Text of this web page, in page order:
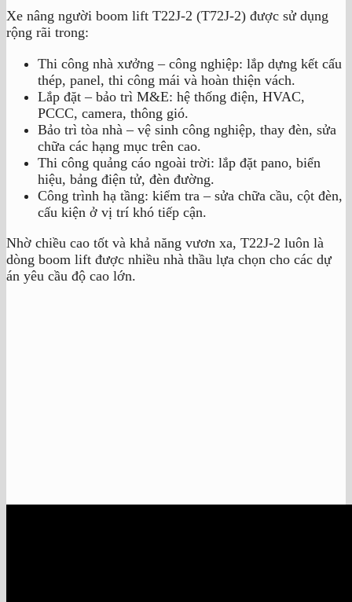
Xe nâng người boom lift T22J-2 (T72J-2) được sử dụng
rộng rãi trong:
Thi công nhà xưởng – công nghiệp: lắp dựng kết cấu
thép, panel, thi công mái và hoàn thiện vách.
Lắp đặt – bảo trì M&E: hệ thống điện, HVAC,
PCCC, camera, thông gió.
Bảo trì tòa nhà – vệ sinh công nghiệp, thay đèn, sửa
chữa các hạng mục trên cao.
Thi công quảng cáo ngoài trời: lắp đặt pano, biển
hiệu, bảng điện tử, đèn đường.
Công trình hạ tầng: kiểm tra – sửa chữa cầu, cột đèn,
cấu kiện ở vị trí khó tiếp cận.
Nhờ chiều cao tốt và khả năng vươn xa, T22J-2 luôn là
dòng boom lift được nhiều nhà thầu lựa chọn cho các dự
án yêu cầu độ cao lớn.